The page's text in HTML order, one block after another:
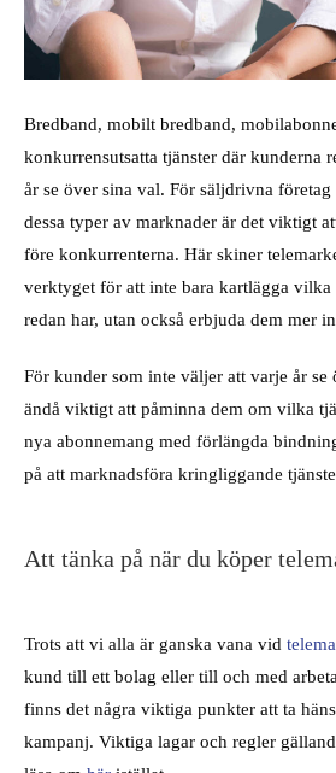
Bredband, mobilt bredband,
konkurrensutsatta tjänster där kunderna
år se över sina val. För säljdrivna företag
dessa typer av marknader är det viktigt
före konkurrenterna. Här skiner
verktyget för att inte bara kartlägga vilka
redan har, utan också erbjuda dem mer
För kunder som inte väljer att varje år se
ändå viktigt att påminna dem om vilka
nya abonnemang med förlängda
på att marknadsföra kringliggande
Att tänka på när du köper
Trots att vi alla är ganska vana vid
kund till ett bolag eller till och med
finns det några viktiga punkter att ta
kampanj. Viktiga lagar och regler